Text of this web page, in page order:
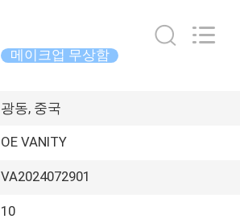
메이크업 무상함
광동, 중국
OE VANITY
VA2024072901
10